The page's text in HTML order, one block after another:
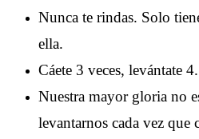
Nunca te rindas. Solo
ella.
Cáete 3 veces, levántate 4.
Nuestra mayor gloria no
levantarnos cada vez que